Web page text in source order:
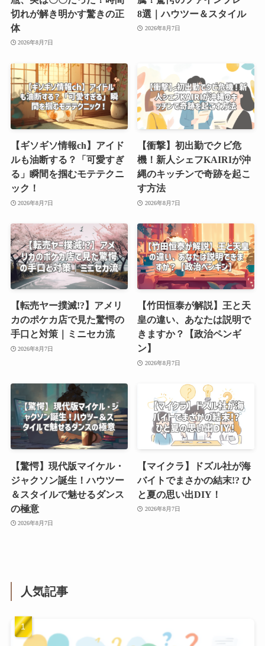
切れが解き明かす驚きの正
体
2026年8月7日
8選｜ハウツー＆スタイル
2026年8月7日
【ギソギソ情報ch】アイド
ルも油断する？「可愛すぎ
る」瞬間を掴むモテテクニ
ック！
2026年8月7日
【衝撃】初出勤でクビ危
機！新人シェフKAIRIが沖
縄のキッチンで奇跡を起こ
す方法
2026年8月7日
【転売ヤー撲滅!?】アメリ
カのポケカ店で見た驚愕の
手口と対策｜ミニセカ流
2026年8月7日
【竹田恒泰が解説】王と天
皇の違い、あなたは説明で
きますか？【政治ペンギ
ン】
2026年8月7日
【驚愕】現代版マイケル・
ジャクソン誕生！ハウツー
＆スタイルで魅せるダンス
の極意
2026年8月7日
【マイクラ】ドズル社が海
バイトでまさかの結末!? ひ
と夏の思い出DIY！
2026年8月7日
人気記事